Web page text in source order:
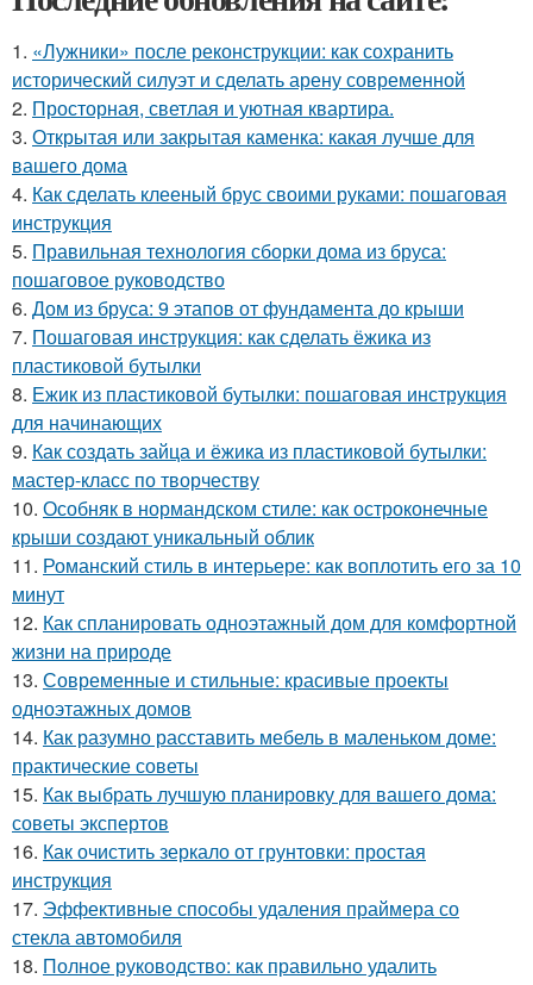
1. «Лужники» после реконструкции: как сохранить
исторический силуэт и сделать арену современной
2. Просторная, светлая и уютная квартира.
3. Открытая или закрытая каменка: какая лучше для
вашего дома
4. Как сделать клееный брус своими руками: пошаговая
инструкция
5. Правильная технология сборки дома из бруса:
пошаговое руководство
6. Дом из бруса: 9 этапов от фундамента до крыши
7. Пошаговая инструкция: как сделать ёжика из
пластиковой бутылки
8. Ежик из пластиковой бутылки: пошаговая инструкция
для начинающих
9. Как создать зайца и ёжика из пластиковой бутылки:
мастер-класс по творчеству
10. Особняк в нормандском стиле: как остроконечные
крыши создают уникальный облик
11. Романский стиль в интерьере: как воплотить его за 10
минут
12. Как спланировать одноэтажный дом для комфортной
жизни на природе
13. Современные и стильные: красивые проекты
одноэтажных домов
14. Как разумно расставить мебель в маленьком доме:
практические советы
15. Как выбрать лучшую планировку для вашего дома:
советы экспертов
16. Как очистить зеркало от грунтовки: простая
инструкция
17. Эффективные способы удаления праймера со
стекла автомобиля
18. Полное руководство: как правильно удалить